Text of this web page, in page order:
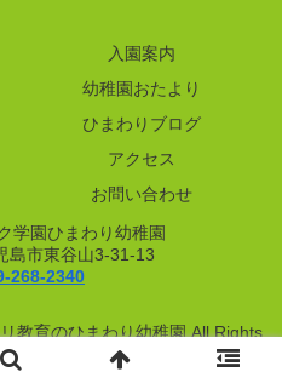
入園案内
幼稚園おたより
ひまわりブログ
アクセス
お問い合わせ
学園ひまわり幼稚園
市東谷山3-31-13
268-2340
教育のひまわり幼稚園 All Rights